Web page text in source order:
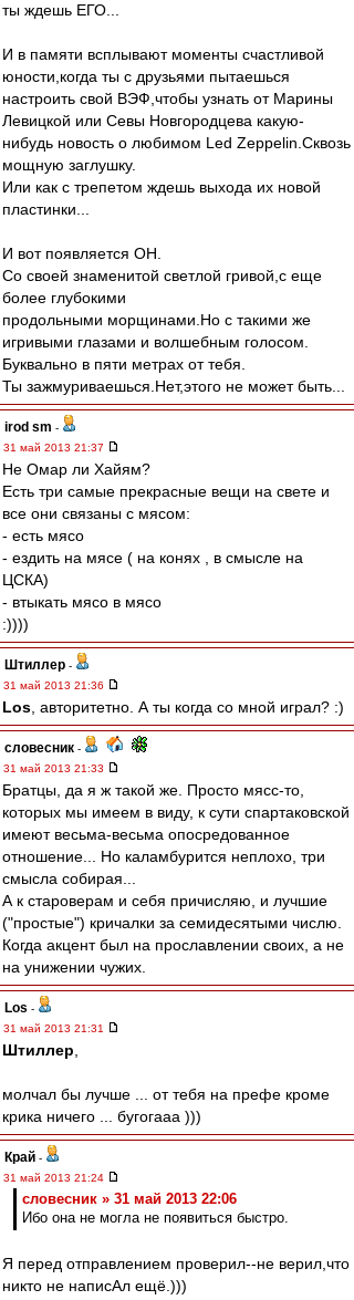
ты ждешь ЕГО...
И в памяти всплывают моменты счастливой
юности,когда ты c друзьями пытаешься
настроить свой ВЭФ,чтобы узнать от Марины
Левицкой или Севы Новгородцева какую-
нибудь новость о любимом Led Zeppelin.Сквозь
мощную заглушку.
Или как с трепетом ждешь выхода их новой
пластинки...
И вот появляется ОН.
Со своей знаменитой светлой гривой,с еще
более глубокими
продольными морщинами.Но с такими же
игривыми глазами и волшебным голосом.
Буквально в пяти метрах от тебя.
Ты зажмуриваешься.Нет,этого не может быть...
irod sm -
31 май 2013 21:37
Не Омар ли Хайям?
Есть три самые прекрасные вещи на свете и
все они связаны с мясом:
- есть мясо
- ездить на мясе ( на конях , в смысле на
ЦСКА)
- втыкать мясо в мясо
:))))
Штиллер -
31 май 2013 21:36
Los , авторитетно. А ты когда со мной играл? :)
словесник -
31 май 2013 21:33
Братцы, да я ж такой же. Просто мясс-то,
которых мы имеем в виду, к сути спартаковской
имеют весьма-весьма опосредованное
отношение... Но каламбурится неплохо, три
смысла собирая...
А к староверам и себя причисляю, и лучшие
("простые") кричалки за семидесятыми числю.
Когда акцент был на прославлении своих, а не
на унижении чужих.
Los -
31 май 2013 21:31
Штиллер
молчал бы лучше ... от тебя на префе кроме
крика ничего ... бугогааа )))
Край -
31 май 2013 21:24
словесник » 31 май 2013 22:06
Ибо она не могла не появиться быстро.
Я перед отправлением проверил--не верил,что
никто не написАл ещё.)))